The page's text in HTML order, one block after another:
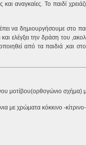
αναγκαίες. Το παιδί
να δημιουργήσουμε στο
ελέγξει την δράση του
από τα παιδιά ,και
μοτίβου(ορθογώνιο σχήμα)
με χρώματα κόκκινο -